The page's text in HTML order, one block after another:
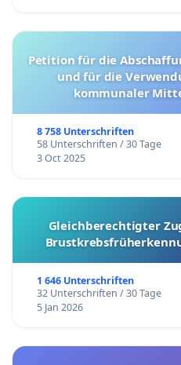
Petition für die Abschaffung der Tötungsstationen
und für die
kommunaler
8 758 Unterschriften
58 Unterschriften / 30 Tage
3 Oct 2025
Gleichberechtigter
1 646 Unterschriften
32 Unterschriften / 30 Tage
5 Jan 2026